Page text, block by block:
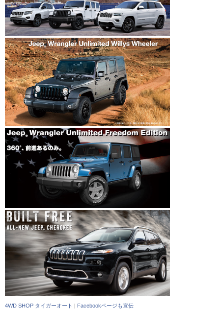
4WD SHOP タイガーオート | Facebookページも宣伝